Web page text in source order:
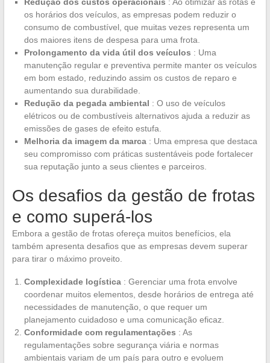
os horários dos veículos, as empresas podem reduzir o
consumo de combustível, que muitas vezes representa um
dos maiores itens de despesa para uma frota.
Prolongamento da vida útil dos veículos : Uma
manutenção regular e preventiva permite manter os veículos
em bom estado, reduzindo assim os custos de reparo e
aumentando sua durabilidade.
Redução da pegada ambiental : O uso de veículos
elétricos ou de combustíveis alternativos ajuda a reduzir as
emissões de gases de efeito estufa.
Melhoria da imagem da marca : Uma empresa que destaca
seu compromisso com práticas sustentáveis pode fortalecer
sua reputação junto a seus clientes e parceiros.
Os desafios da gestão de frotas
e como superá-los
Embora a gestão de frotas ofereça muitos benefícios, ela
também apresenta desafios que as empresas devem superar
para tirar o máximo proveito.
Complexidade logística : Gerenciar uma frota envolve
coordenar muitos elementos, desde horários de entrega até
necessidades de manutenção, o que requer um
planejamento cuidadoso e uma comunicação eficaz.
Conformidade com regulamentações : As
regulamentações sobre segurança viária e normas
ambientais variam de um país para outro e evoluem